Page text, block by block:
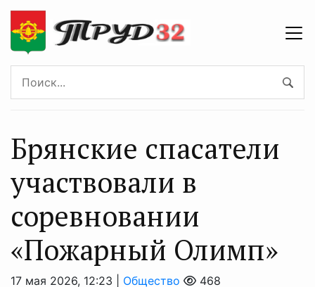
Брянские спасатели
участвовали в
соревновании
«Пожарный Олимп»
17 мая 2026, 12:23 | Общество 468